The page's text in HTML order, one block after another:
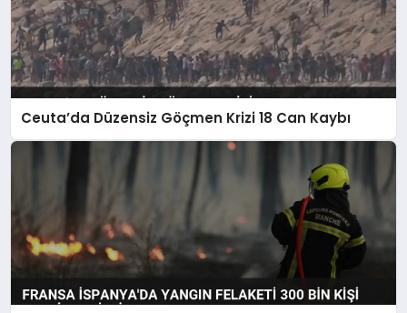
Ceuta’da Düzensiz Göçmen Krizi 18 Can Kaybı